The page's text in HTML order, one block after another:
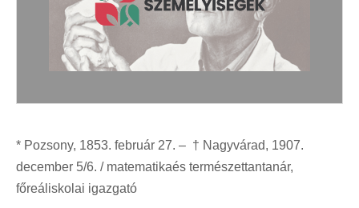
* Pozsony, 1853. február 27. – † Nagyvárad, 1907.
december 5/6. / matematikaés természettantanár,
főreáliskolai igazgató